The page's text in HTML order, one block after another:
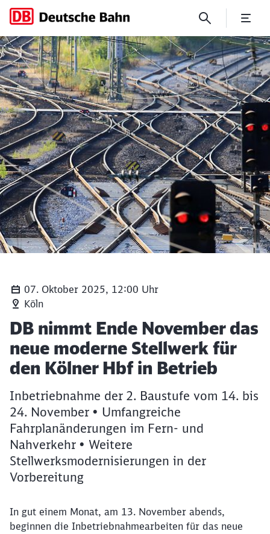
DB nimmt Ende November
07. Oktober 2025, 12:00 Uhr
Köln
Artikel:
DB nimmt Ende November das
neue moderne Stellwerk für
den Kölner Hbf in Betrieb
Inbetriebnahme der 2. Baustufe vom 14. bis
24. November • Umfangreiche
Fahrplanänderungen im Fern- und
Nahverkehr • Weitere
Stellwerksmodernisierungen in der
Vorbereitung
In gut einem Monat, am 13. November abends,
beginnen die Inbetriebnahmearbeiten für das neue